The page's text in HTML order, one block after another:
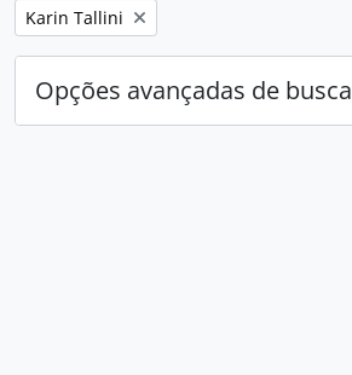
Remover filtro:
Karin Tallini
Opções avançadas de busca